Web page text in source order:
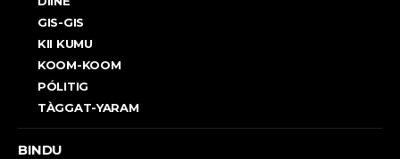
GIS-GIS
KII KUMU
KOOM-KOOM
PÓLITIG
TÀGGAT-YARAM
BINDU